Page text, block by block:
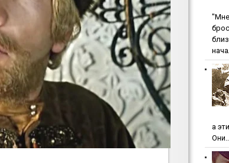
"Мнe
а